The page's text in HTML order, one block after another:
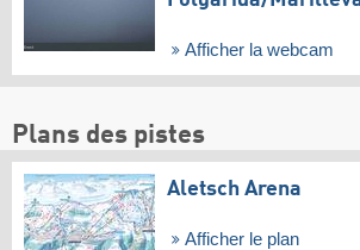
Afficher la webcam
Plans des pistes
Aletsch Arena
Afficher le plan